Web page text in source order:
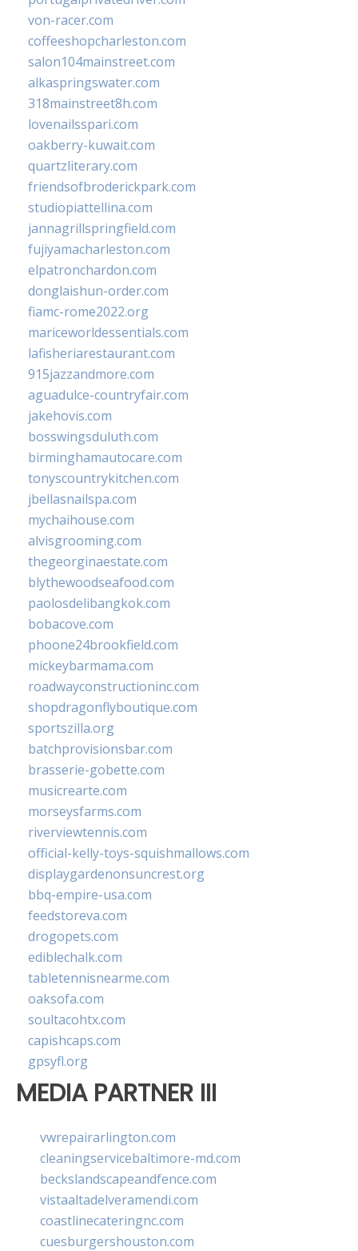
von-racer.com
coffeeshopcharleston.com
salon104mainstreet.com
alkaspringswater.com
318mainstreet8h.com
lovenailsspari.com
oakberry-kuwait.com
quartzliterary.com
friendsofbroderickpark.com
studiopiattellina.com
jannagrillspringfield.com
fujiyamacharleston.com
elpatronchardon.com
donglaishun-order.com
fiamc-rome2022.org
mariceworldessentials.com
lafisheriarestaurant.com
915jazzandmore.com
aguadulce-countryfair.com
jakehovis.com
bosswingsduluth.com
birminghamautocare.com
tonyscountrykitchen.com
jbellasnailspa.com
mychaihouse.com
alvisgrooming.com
thegeorginaestate.com
blythewoodseafood.com
paolosdelibangkok.com
bobacove.com
phoone24brookfield.com
mickeybarmama.com
roadwayconstructioninc.com
shopdragonflyboutique.com
sportszilla.org
batchprovisionsbar.com
brasserie-gobette.com
musicrearte.com
morseysfarms.com
riverviewtennis.com
official-kelly-toys-squishmallows.com
displaygardenonsuncrest.org
bbq-empire-usa.com
feedstoreva.com
drogopets.com
ediblechalk.com
tabletennisnearme.com
oaksofa.com
soultacohtx.com
capishcaps.com
gpsyfl.org
MEDIA PARTNER III
vwrepairarlington.com
cleaningservicebaltimore-md.com
beckslandscapeandfence.com
vistaaltadelveramendi.com
coastlinecateringnc.com
cuesburgershouston.com